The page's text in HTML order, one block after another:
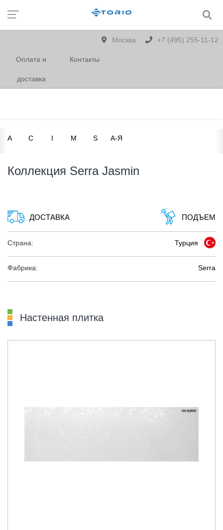
Москва +7 (495) 255-11-12
Оплата и
доставка
Контакты
A C I M S А-Я
Коллекция Serra Jasmin
ДОСТАВКА ПОДЪЕМ
Страна: Турция
Фабрика: Serra
Настенная плитка